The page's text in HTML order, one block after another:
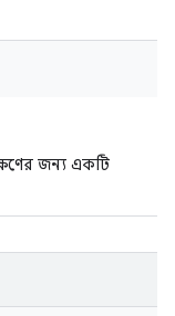
জন্য একটি